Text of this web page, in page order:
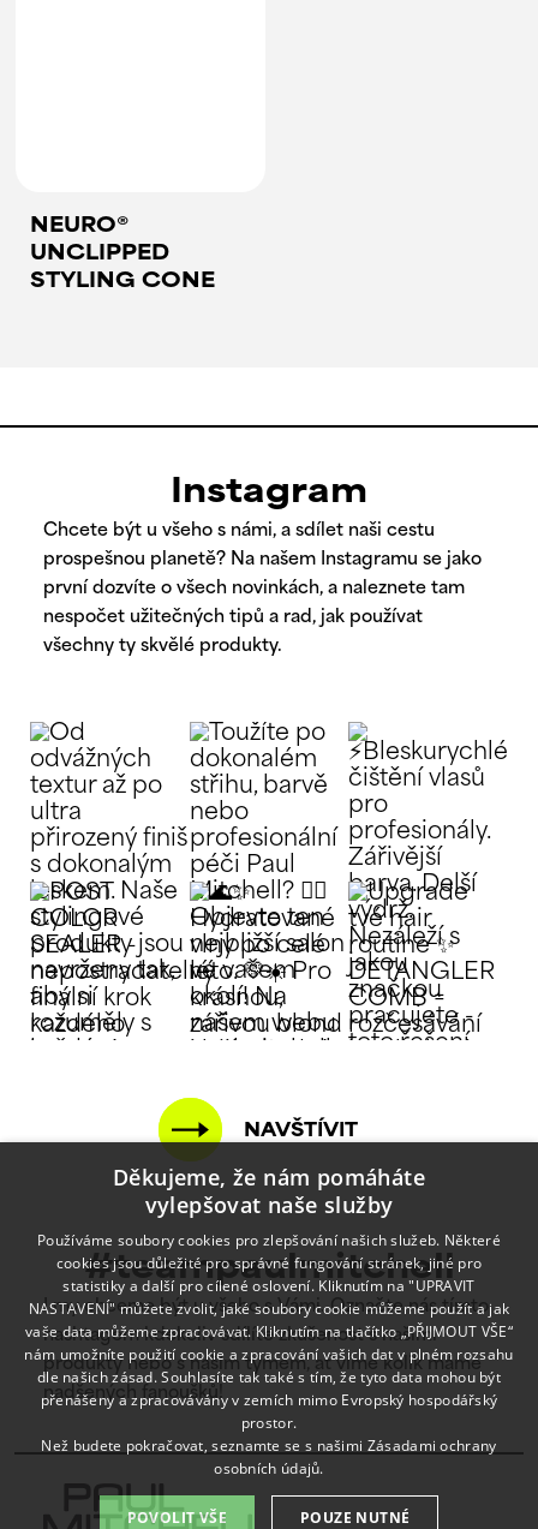
NEURO®
UNCLIPPED
STYLING CONE
Instagram
Chcete být u všeho s námi, a sdílet naši cestu
prospešnou planetě? Na našem Instagramu se jako
první dozvíte o všech novinkách, a naleznete tam
nespočet užitečných tipů a rad, jak používat
všechny ty skvělé produkty.
NAVŠTÍVIT
#teampaulmitchell
I my chceme být u všeho s Vámi. Označte nás tímto
hashtagem kdekoliv sdílíte zkušenost s našimi
produkty nebo s naším týmem, ať víme kolik máme
nadšených fanoušků!
Děkujeme, že nám pomáháte
vylepšovat naše služby
Používáme soubory cookies pro zlepšování našich služeb. Některé
cookies jsou důležité pro správné fungování stránek, jiné pro
statistiky a další pro cílené oslovení. Kliknutím na "UPRAVIT
NASTAVENÍ" můžete zvolit, jaké soubory cookie můžeme použít a jak
vaše data můžeme zpracovávat. Kliknutím na tlačítko „PŘIJMOUT VŠE“
nám umožníte použití cookie a zpracování vašich dat v plném rozsahu
dle našich zásad. Souhlasíte tak také s tím, že tyto data mohou být
přenášeny a zpracovávány v zemích mimo Evropský hospodářský
prostor.
Než budete pokračovat, seznamte se s našimi Zásadami ochrany
osobních údajů.
POVOLIT VŠE POUZE NUTNÉ